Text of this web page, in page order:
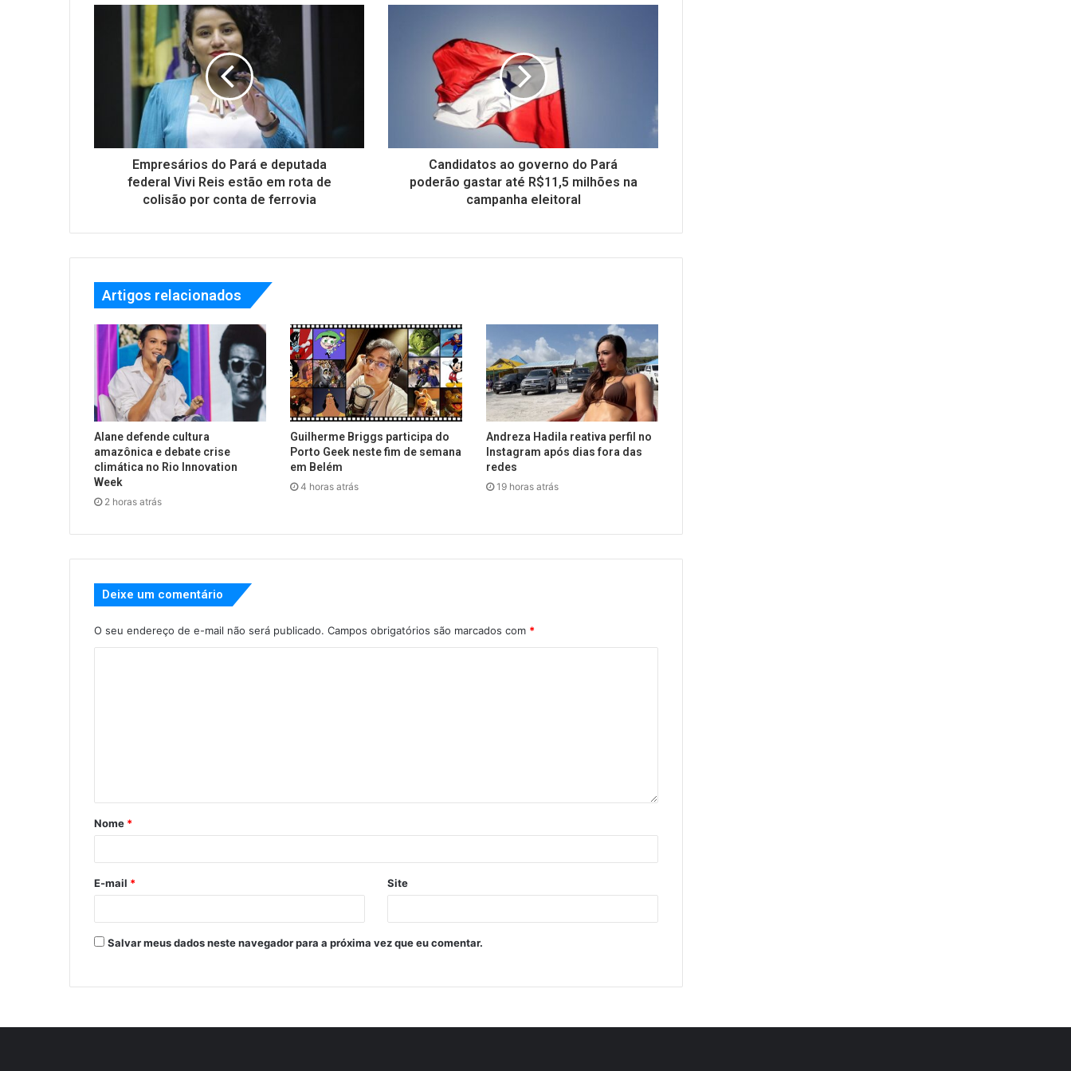
Empresários do Pará e deputada
federal Vivi Reis estão em rota de
colisão por conta de ferrovia
Candidatos ao governo do Pará
poderão gastar até R$11,5 milhões na
campanha eleitoral
Artigos relacionados
Alane defende cultura
amazônica e debate crise
climática no Rio Innovation
Week
2 horas atrás
Guilherme Briggs participa do
Porto Geek neste fim de semana
em Belém
4 horas atrás
Andreza Hadila reativa perfil no
Instagram após dias fora das
redes
19 horas atrás
Deixe um comentário
O seu endereço de e-mail não será publicado. Campos obrigatórios são marcados com *
Nome *
E-mail * Site
Salvar meus dados neste navegador para a próxima vez que eu comentar.